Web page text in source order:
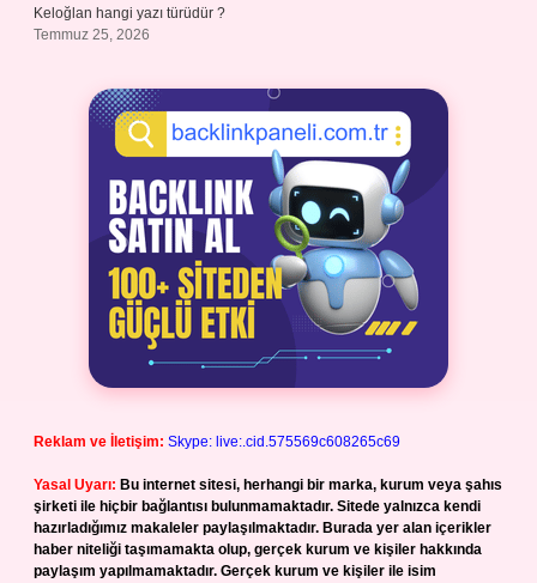
Keloğlan hangi yazı türüdür ?
Temmuz 25, 2026
Reklam ve İletişim: Skype: live:.cid.575569c608265c69
Yasal Uyarı: Bu internet sitesi, herhangi bir marka, kurum veya şahıs
şirketi ile hiçbir bağlantısı bulunmamaktadır. Sitede yalnızca kendi
hazırladığımız makaleler paylaşılmaktadır. Burada yer alan içerikler
haber niteliği taşımamakta olup, gerçek kurum ve kişiler hakkında
paylaşım yapılmamaktadır. Gerçek kurum ve kişiler ile isim